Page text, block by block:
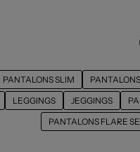
PANTALONS SLIM
LEGGINGS JEGGINGS
PANTALONS FLARE